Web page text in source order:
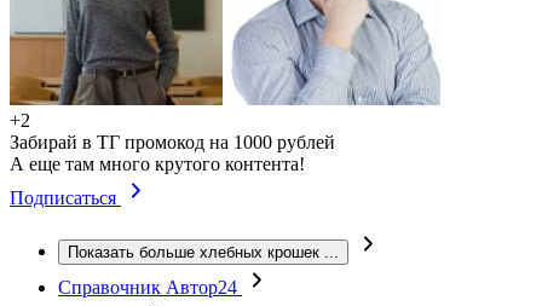
+2
Забирай в ТГ промокод на 1000 рублей
А еще там много крутого контента!
Подписаться
Показать больше хлебных крошек ...
Справочник Автор24